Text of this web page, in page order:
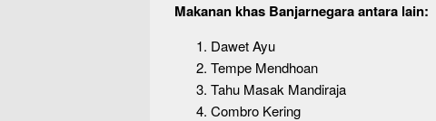
Makanan khas Banjarnegara antara lain:
Dawet Ayu
Tempe Mendhoan
Tahu Masak Mandiraja
Combro Kering